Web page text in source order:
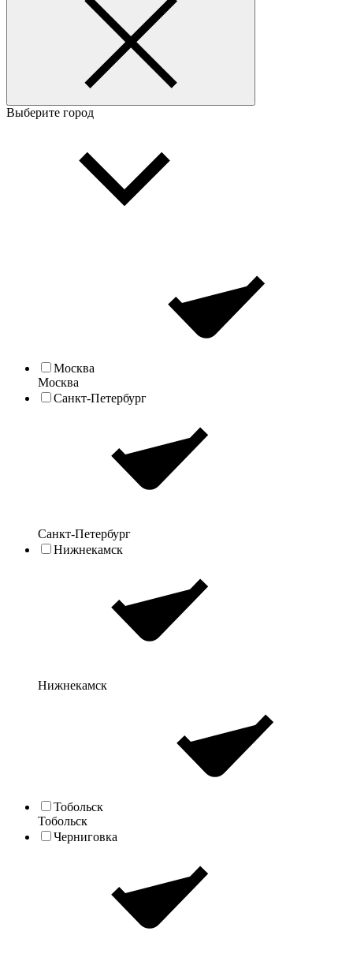
Выберите город
Москва
Москва
Санкт-Петербург
Санкт-Петербург
Нижнекамск
Нижнекамск
Тобольск
Тобольск
Черниговка